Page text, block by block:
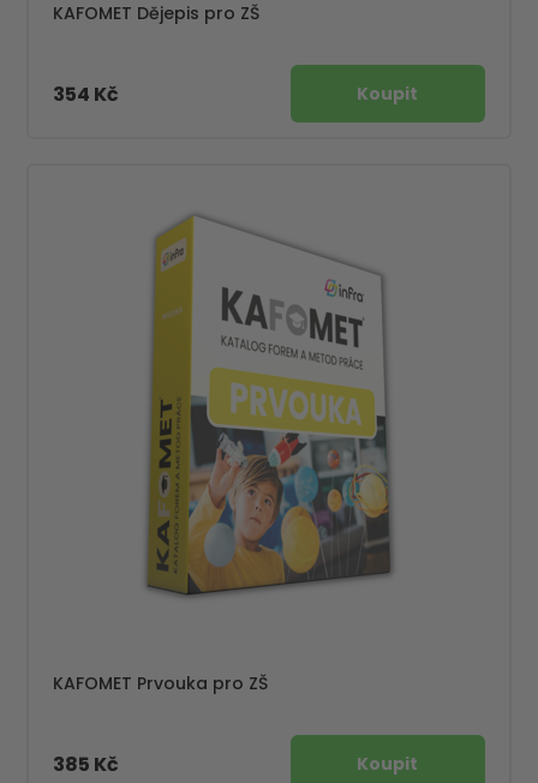
KAFOMET Dějepis pro ZŠ
354 Kč
KAFOMET Prvouka pro ZŠ
385 Kč